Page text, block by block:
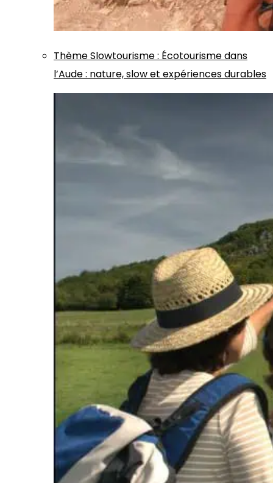
ThèmeSlowtourisme: Écotourisme dans
l’Aude : nature, slow et expériences durables